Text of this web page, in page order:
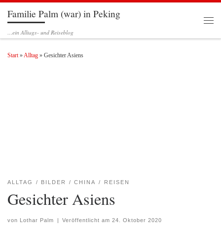
Zum Inhalt springen
Familie Palm (war) in Peking
…ein Alltags- und Reiseblog
Start »Alltag » Gesichter Asiens
ALLTAG BILDER CHINA REISEN
Gesichter Asiens
von Lothar Palm | Veröffentlicht am24. Oktober 2020